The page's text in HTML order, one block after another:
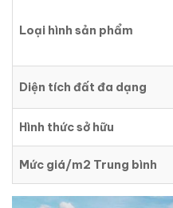
Loại hình sản phẩm
Diện tích đất đa dạng
Hình thức sở hữu
Mức giá/m2 Trung bình